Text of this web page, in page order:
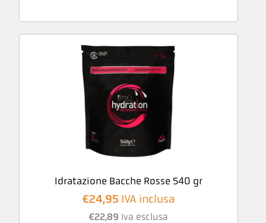
Idratazione Bacche Rosse 540 gr
€24,95 IVA inclusa
€22,89 Iva esclusa